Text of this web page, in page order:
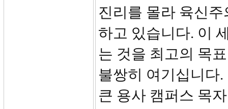
진리를 몰라 육신
하고 있습니다. 이
는 것을 최고의 목
불쌍히 여기십니다
큰 용사 캠퍼스 목